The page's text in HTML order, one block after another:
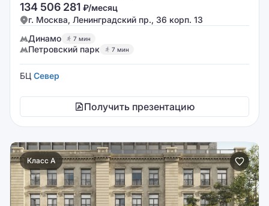
134 506 281 ₽/месяц
г. Москва, Ленинградский пр., 36 корп. 13
Динамо
7 мин
Петровский парк 7 мин
БЦ Север
Получить презентацию
Класс A